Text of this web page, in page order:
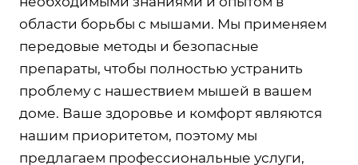
области борьбы с мышами. Мы применяем
передовые методы и безопасные
препараты, чтобы полностью устранить
проблему с нашествием мышей в вашем
доме. Ваше здоровье и комфорт являются
нашим приоритетом, поэтому мы
предлагаем профессиональные услуги,